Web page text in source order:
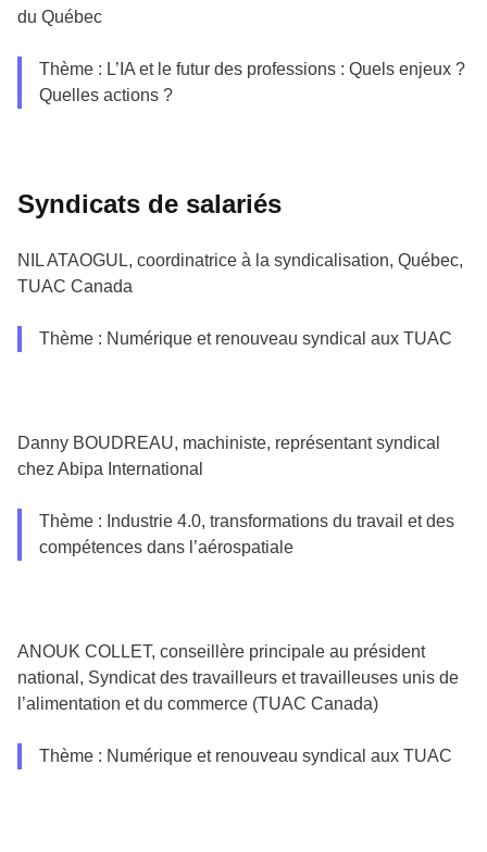
du Québec
Thème : L’IA et le futur des professions : Quels enjeux ?
Quelles actions ?
Syndicats de salariés
NIL ATAOGUL, coordinatrice à la syndicalisation, Québec,
TUAC Canada
Thème : Numérique et renouveau syndical aux TUAC
Danny BOUDREAU, machiniste, représentant syndical
chez Abipa International
Thème : Industrie 4.0, transformations du travail et des
compétences dans l’aérospatiale
ANOUK COLLET, conseillère principale au président
national, Syndicat des travailleurs et travailleuses unis de
l’alimentation et du commerce (TUAC Canada)
Thème : Numérique et renouveau syndical aux TUAC